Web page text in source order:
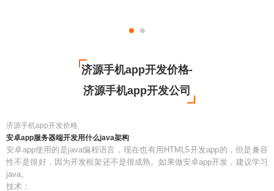
济源手机app开发价格-
济源手机app开发公司
济源手机app开发价格
安卓app服务器端开发用什么java架构
安卓app使用的是java编程语言，现在也有用HTML5开发app的，但是兼容
性不是很好，因为开发框架还不是很成熟。如果做安卓app开发，建议学习
java。
技术：